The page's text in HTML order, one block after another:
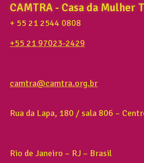
CAMTRA - Casa da Mulher
+ 55 21 2544 0808
+55 21 97023-2429
camtra@camtra.org.br
Rua da Lapa, 180 / sala 806 –
Rio de Janeiro – RJ – Brasil